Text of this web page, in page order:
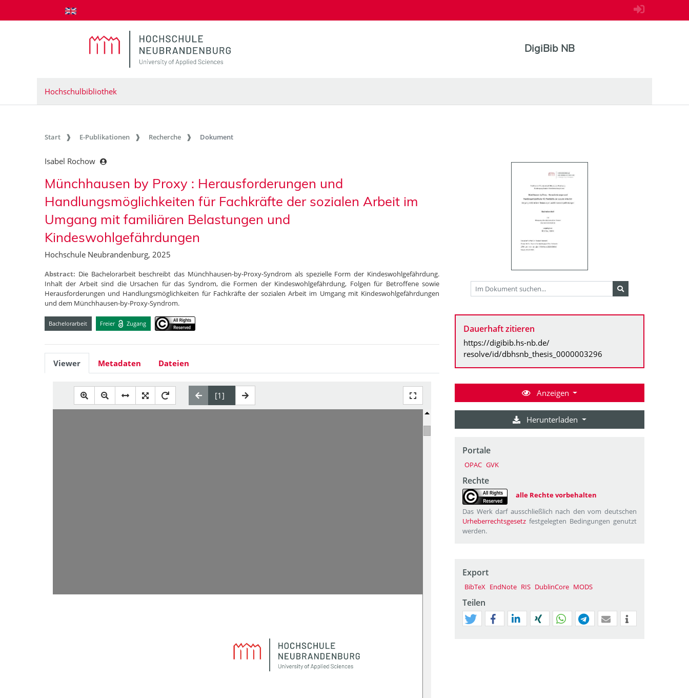
zum Inhalt springen
DigiBib NB
Hochschulbibliothek
Start E-Publikationen Recherche Dokument
Isabel Rochow
Münchhausen by Proxy : Herausforderungen und
Handlungsmöglichkeiten für Fachkräfte der sozialen Arbeit im
Umgang mit familiären Belastungen und
Kindeswohlgefährdungen
Hochschule Neubrandenburg, 2025
Abstract: Die Bachelorarbeit beschreibt das Münchhausen-by-Proxy-Syndrom als spezielle Form der Kindeswohlgefährdung.
Inhalt der Arbeit sind die Ursachen für das Syndrom, die Formen der Kindeswohlgefährdung, Folgen für Betroffene sowie
Herausforderungen und Handlungsmöglichkeiten für Fachkräfte der sozialen Arbeit im Umgang mit Kindeswohlgefährdungen
und dem Münchhausen-by-Proxy-Syndrom.
Bachelorarbeit Freier Zugang
Viewer Metadaten Dateien
Dauerhaft zitieren
https://digibib.hs-nb.de/
resolve/id/dbhsnb_thesis_0000003296
Anzeigen
Herunterladen
Portale
OPAC GVK
Rechte
alle Rechte vorbehalten
Das Werk darf ausschließlich nach den vom deutschen
Urheberrechtsgesetz festgelegten Bedingungen genutzt
werden.
Export
BibTeX EndNote RIS DublinCore MODS
Teilen